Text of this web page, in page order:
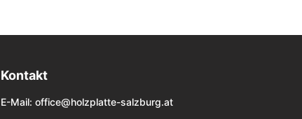
Kontakt
E-Mail: office@holzplatte-salzburg.at